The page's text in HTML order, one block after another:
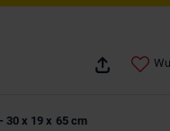
30 x 19 x 65 cm